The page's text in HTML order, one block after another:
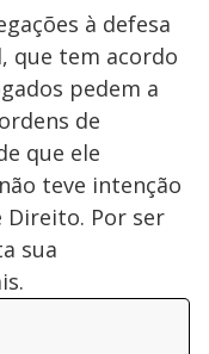
à defesa
que tem acordo
pedem a
de
que ele
teve intenção
Direito. Por ser
sua